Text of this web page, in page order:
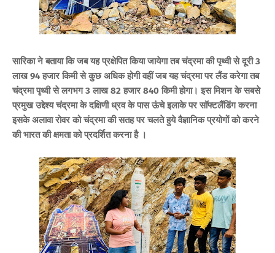
सारिका ने बताया कि जब यह प्रक्षेपित किया जायेगा तब चंद्रमा की पृथ्‍वी से दूरी 3
लाख 94 हजार किमी से कुछ अधिक होगी वहीं जब यह चंद्रमा पर लैंड करेगा तब
चंद्रमा पृथ्‍वी से लगभग 3 लाख 82 हजार 840 किमी होगा। इस मिशन के सबसे
प्रमुख उद्देश्य चंद्रमा के दक्षिणी ध्रव के पास ऊंचे इलाके पर सॉफ्टलैंडिंग करना
इसके अलावा रोवर को चंद्रमा की सतह पर चलते हुये वैज्ञानिक प्रयोगों को करने
की भारत की क्षमता को प्रदर्शित करना है ।